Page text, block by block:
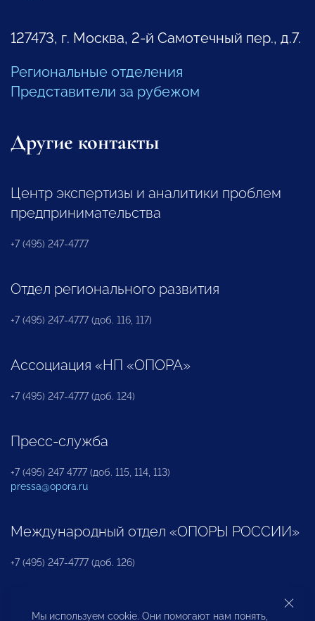
127473, г. Москва, 2-й Самотечный пер., д.7.
Региональные отделения
Представители за рубежом
Другие контакты
Центр экспертизы и аналитики проблем
предпринимательства
+7 (495) 247-4777
Отдел регионального развития
+7 (495) 247-4777 (доб. 116, 117)
Ассоциация «НП «ОПОРА»
+7 (495) 247-4777 (доб. 124)
Пресс-служба
+7 (495) 247 4777 (доб. 115, 114, 113)
pressa@opora.ru
Международный отдел «ОПОРЫ РОССИИ»
+7 (495) 247-4777 (доб. 126)
Бюро по защите прав предпринимателей и
Мы используем cookie. Они помогают нам понять,